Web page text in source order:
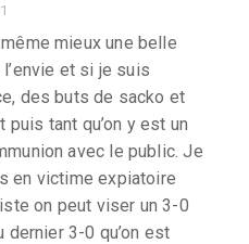
mieux une belle
et si je suis
des buts de sacko et
tant qu’on y est un
avec le public. Je
en victime expiatoire
on peut viser un 3-0
dernier 3-0 qu’on est